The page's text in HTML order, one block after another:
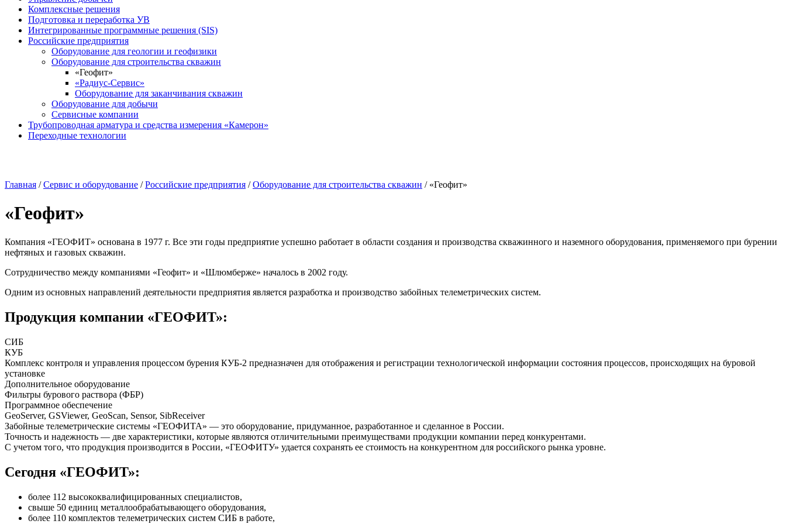
Комплексные решения
Подготовка и переработка УВ
Интегрированные программные решения (SIS)
Российские предприятия
Оборудование для геологии и геофизики
Оборудование для строительства скважин
«Геофит»
«Радиус-Сервис»
Оборудование для заканчивания скважин
Оборудование для добычи
Сервисные компании
Трубопроводная арматура и средства измерения «Камерон»
Переходные технологии
Главная /Сервис и оборудование /Российские предприятия /Оборудование для строительства скважин / «Геофит»
«Геофит»
Компания «ГЕОФИТ» основана в 1977 г. Все эти годы предприятие успешно работает в области создания и производства скважинного и наземного оборудования, применяемого при бурении
нефтяных и газовых скважин.
Сотрудничество между компаниями «Геофит» и «Шлюмберже» началось в 2002 году.
Одним из основных направлений деятельности предприятия является разработка и производство забойных телеметрических систем.
Продукция компании «ГЕОФИТ»:
СИБ
КУБ
Комплекс контроля и управления процессом бурения КУБ-2 предназначен для отображения и регистрации технологической информации состояния процессов, происходящих на буровой
установке
Дополнительное оборудование
Фильтры бурового раствора (ФБР)
Программное обеспечение
GeoServer, GSViewer, GeoScan, Sensor, SibReceiver
Забойные телеметрические системы «ГЕОФИТА» — это оборудование, придуманное, разработанное и сделанное в России.
Точность и надежность — две характеристики, которые являются отличительными преимуществами продукции компании перед конкурентами.
С учетом того, что продукция производится в России, «ГЕОФИТУ» удается сохранять ее стоимость на конкурентном для российского рынка уровне.
Сегодня «ГЕОФИТ»:
более 112 высококвалифицированных специалистов,
свыше 50 единиц металлообрабатывающего оборудования,
более 110 комплектов телеметрических систем СИБ в работе,